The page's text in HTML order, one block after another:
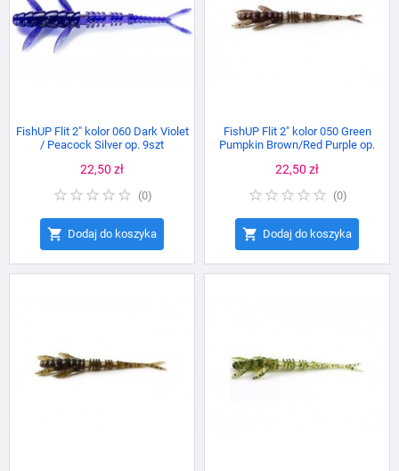
FishUP Flit 2" kolor 060 Dark Violet
/ Peacock Silver op. 9szt
Cena
22,50 zł
(0)
 Dodaj do koszyka
FishUP Flit 2" kolor 050 Green
Pumpkin Brown/Red Purple op.
Cena
22,50 zł
(0)
 Dodaj do koszyka